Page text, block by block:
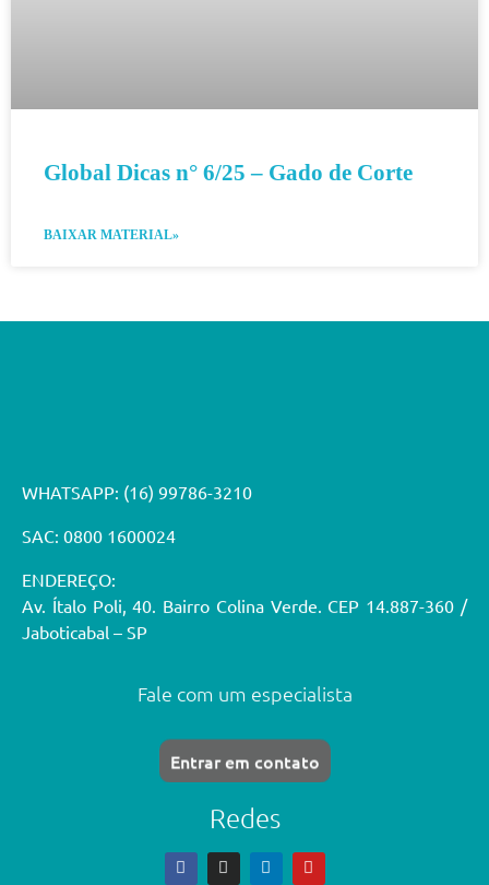
Global Dicas n° 6/25 – Gado de Corte
BAIXAR MATERIAL»
WHATSAPP: (16) 99786-3210
SAC: 0800 1600024
ENDEREÇO:
Av. Ítalo Poli, 40. Bairro Colina Verde. CEP 14.887-360 /
Jaboticabal – SP
Fale com um especialista
Entrar em contato
Redes